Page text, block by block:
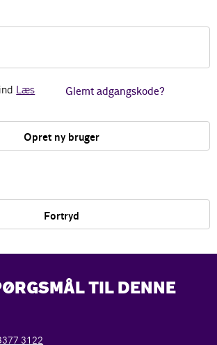
Læs
Glemt adgangskode?
Opret ny bruger
Fortryd
TIL DENNE
3122